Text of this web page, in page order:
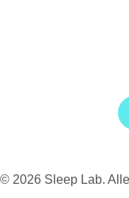
© 2026 Sleep Lab.